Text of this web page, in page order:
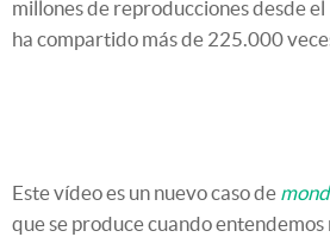
millones de reproducciones desde
ha compartido más de 225.000
Este vídeo es un nuevo caso de
que se produce cuando